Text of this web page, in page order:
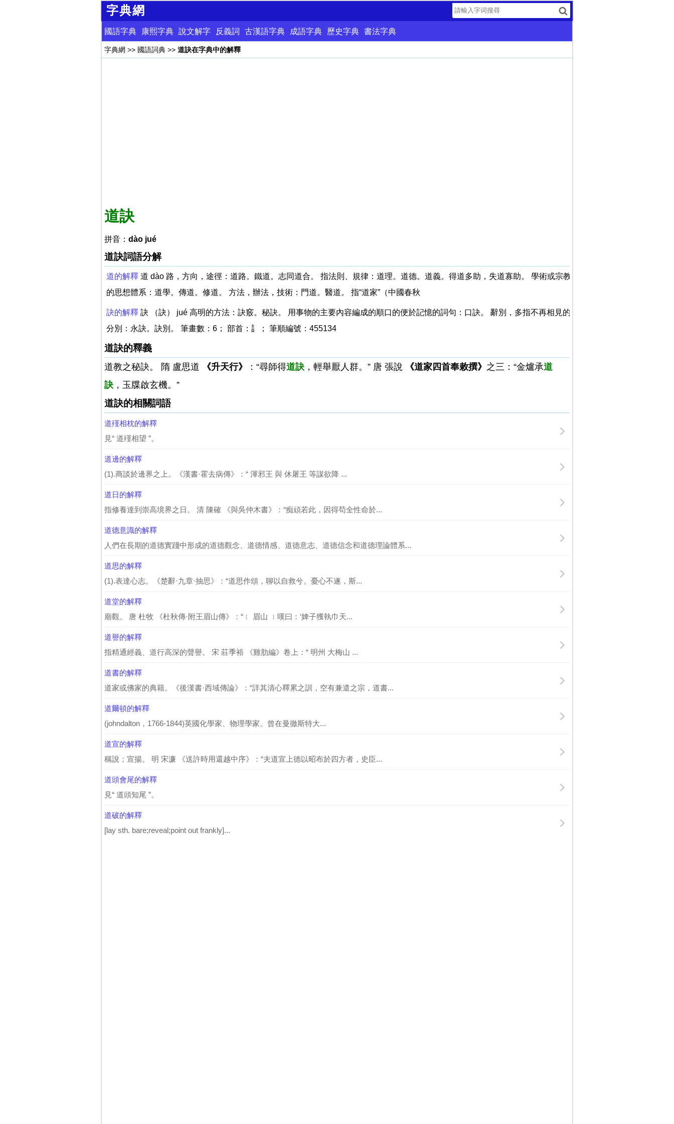
字典網
國語字典 康熙字典 說文解字 反義詞 古漢語字典 成語字典 歷史字典 書法字典
字典網 >> 國語詞典>> 道訣在字典中的解釋
道訣
拼音： dào jué
道訣詞語分解
道的解釋道 dào 路，方向，途徑：道路。鐵道。志同道合。 指法則、規律：道理。道德。道義。得道多助，失道寡助。 學術或宗教
的思想體系：道學。傳道。修道。 方法，辦法，技術：門道。醫道。 指“道家”（中國春秋
訣的解釋訣 （訣） jué 高明的方法：訣竅。秘訣。 用事物的主要內容編成的順口的便於記憶的詞句：口訣。 辭別，多指不再相見的
分別：永訣。訣別。 筆畫數：6； 部首：訁； 筆順編號：455134
道訣的釋義
道教之秘訣。 隋 盧思道 《升天行》 ：“尋師得道訣，輕舉厭人群。” 唐 張說 《道家四首奉敕撰》 之三：“金爐承道
訣，玉牒啟玄機。”
道訣的相關詞語
道殣相枕的解釋
見“ 道殣相望 ”。
道邊的解釋
(1).商談於邊界之上。《漢書·霍去病傳》：“ 渾邪王 與 休屠王 等謀欲降 ...
道日的解釋
指修養達到崇高境界之日。 清 陳確 《與吳仲木書》：“痴頑若此，因得苟全性命於...
道德意識的解釋
人們在長期的道德實踐中形成的道德觀念、道德情感、道德意志、道德信念和道德理論體系...
道思的解釋
(1).表達心志。《楚辭·九章·抽思》：“道思作頌，聊以自救兮。憂心不遂，斯...
道堂的解釋
廟觀。 唐 杜牧 《杜秋傳·附王眉山傳》：“﹝ 眉山 ﹞嘆曰：‘婢子獲執巾天...
道譽的解釋
指精通經義、道行高深的聲譽。 宋 莊季裕 《雞肋編》卷上：“ 明州 大梅山 ...
道書的解釋
道家或佛家的典籍。《後漢書·西域傳論》：“詳其清心釋累之訓，空有兼遣之宗，道書...
道爾頓的解釋
(johndalton，1766-1844)英國化學家、物理學家。曾在曼徹斯特大...
道宣的解釋
稱說；宣揚。 明 宋濂 《送許時用還越中序》：“夫道宣上德以昭布於四方者，史臣...
道頭會尾的解釋
見“ 道頭知尾 ”。
道破的解釋
[lay sth. bare;reveal;point out frankly]...